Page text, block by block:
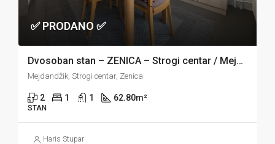
✅ PRODANO ✅
Dvosoban stan – ZENICA – Strogi centar / Mejdandžik
Mejdandžik, Strogi centar, Zenica
2 1 1 62.80m²
STAN
Haris Stupar